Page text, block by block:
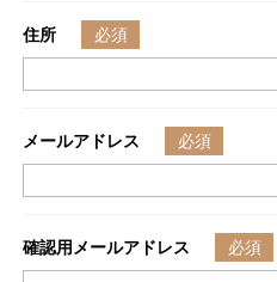
住所
メールアドレス
確認用メールアドレス